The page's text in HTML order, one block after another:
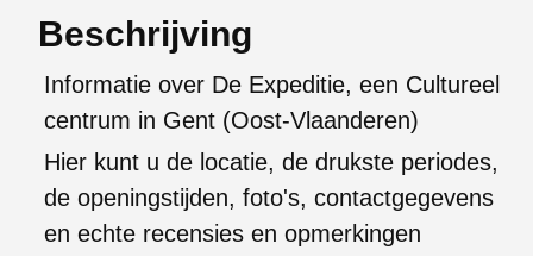
Beschrijving
Informatie over De Expeditie, een Cultureel
centrum in Gent (Oost-Vlaanderen)
Hier kunt u de locatie, de drukste periodes,
de openingstijden, foto's, contactgegevens
en echte recensies en opmerkingen